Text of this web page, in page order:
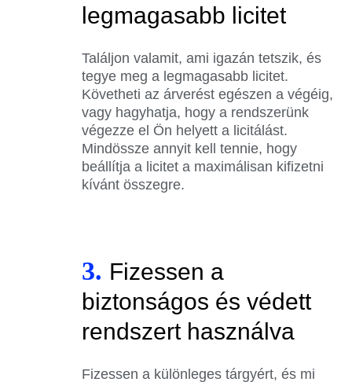
legmagasabb licitet
Találjon valamit, ami igazán tetszik, és
tegye meg a legmagasabb licitet.
Követheti az árverést egészen a végéig,
vagy hagyhatja, hogy a rendszerünk
végezze el Ön helyett a licitálást.
Mindössze annyit kell tennie, hogy
beállítja a licitet a maximálisan kifizetni
kívánt összegre.
3. Fizessen a
biztonságos és védett
rendszert használva
Fizessen a különleges tárgyért, és mi